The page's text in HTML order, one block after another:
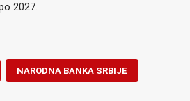
2027.
NARODNA BANKA SRBIJE